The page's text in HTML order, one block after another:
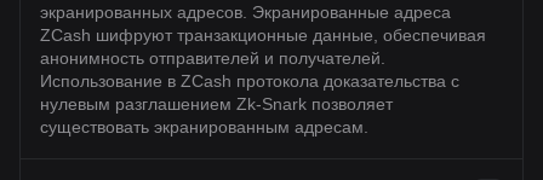
экранированных адресов. Экранированные адреса
ZCash шифруют транзакционные данные, обеспечивая
анонимность отправителей и получателей.
Использование в ZCash протокола доказательства с
нулевым разглашением Zk-Snark позволяет
существовать экранированным адресам.